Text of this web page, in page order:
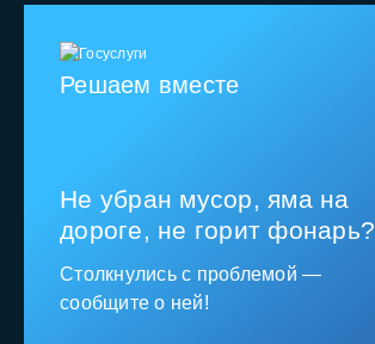
Решаем вместе
Не убран мусор, яма на
дороге, не горит фонарь?
Столкнулись с проблемой —
сообщите о ней!